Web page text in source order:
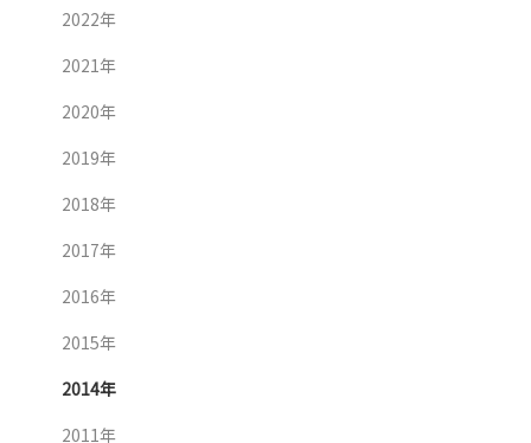
2022年
2021年
2020年
2019年
2018年
2017年
2016年
2015年
2014年
2011年